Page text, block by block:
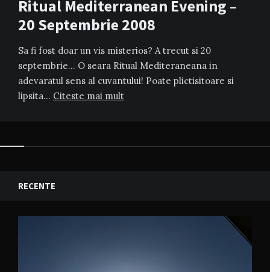
Ritual Mediterranean Evening –
20 Septembrie 2008
Sa fi fost doar un vis misterios? A trecut si 20
septembrie… O seara Ritual Mediteraneana in
adevaratul sens al cuvantului! Poate plictisitoare si
lipsita… Citeste mai mult
RECENTE